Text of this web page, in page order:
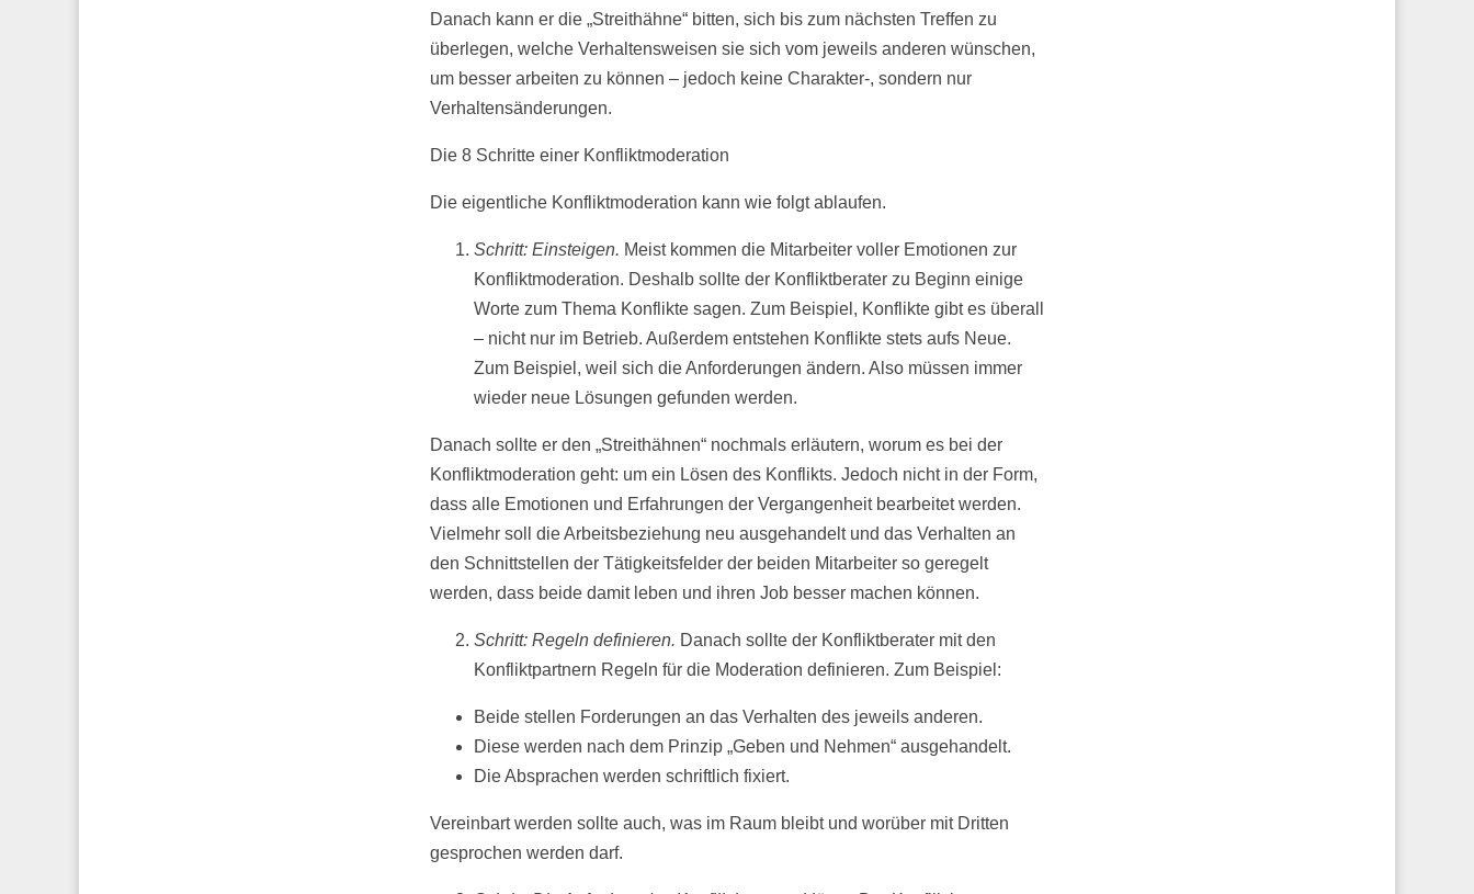
Danach kann er die „Streithähne“ bitten, sich bis zum nächsten Treffen zu
überlegen, welche Verhaltensweisen sie sich vom jeweils anderen wünschen,
um besser arbeiten zu können – jedoch keine Charakter-, sondern nur
Verhaltensänderungen.
Die 8 Schritte einer Konfliktmoderation
Die eigentliche Konfliktmoderation kann wie folgt ablaufen.
Schritt: Einsteigen. Meist kommen die Mitarbeiter voller Emotionen zur
Konfliktmoderation. Deshalb sollte der Konfliktberater zu Beginn einige
Worte zum Thema Konflikte sagen. Zum Beispiel, Konflikte gibt es überall
– nicht nur im Betrieb. Außerdem entstehen Konflikte stets aufs Neue.
Zum Beispiel, weil sich die Anforderungen ändern. Also müssen immer
wieder neue Lösungen gefunden werden.
Danach sollte er den „Streithähnen“ nochmals erläutern, worum es bei der
Konfliktmoderation geht: um ein Lösen des Konflikts. Jedoch nicht in der Form,
dass alle Emotionen und Erfahrungen der Vergangenheit bearbeitet werden.
Vielmehr soll die Arbeitsbeziehung neu ausgehandelt und das Verhalten an
den Schnittstellen der Tätigkeitsfelder der beiden Mitarbeiter so geregelt
werden, dass beide damit leben und ihren Job besser machen können.
Schritt: Regeln definieren. Danach sollte der Konfliktberater mit den
Konfliktpartnern Regeln für die Moderation definieren. Zum Beispiel:
Beide stellen Forderungen an das Verhalten des jeweils anderen.
Diese werden nach dem Prinzip „Geben und Nehmen“ ausgehandelt.
Die Absprachen werden schriftlich fixiert.
Vereinbart werden sollte auch, was im Raum bleibt und worüber mit Dritten
gesprochen werden darf.